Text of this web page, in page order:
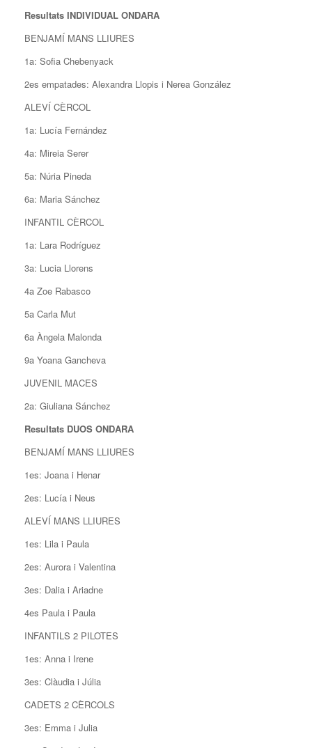
Resultats INDIVIDUAL ONDARA
BENJAMÍ MANS LLIURES
1a: Sofia Chebenyack
2es empatades: Alexandra Llopis i Nerea González
ALEVÍ CÈRCOL
1a: Lucía Fernández
4a: Mireia Serer
5a: Núria Pineda
6a: Maria Sánchez
INFANTIL CÈRCOL
1a: Lara Rodríguez
3a: Lucia Llorens
4a Zoe Rabasco
5a Carla Mut
6a Àngela Malonda
9a Yoana Gancheva
JUVENIL MACES
2a: Giuliana Sánchez
Resultats DUOS ONDARA
BENJAMÍ MANS LLIURES
1es: Joana i Henar
2es: Lucía i Neus
ALEVÍ MANS LLIURES
1es: Lila i Paula
2es: Aurora i Valentina
3es: Dalia i Ariadne
4es Paula i Paula
INFANTILS 2 PILOTES
1es: Anna i Irene
3es: Clàudia i Júlia
CADETS 2 CÈRCOLS
3es: Emma i Julia